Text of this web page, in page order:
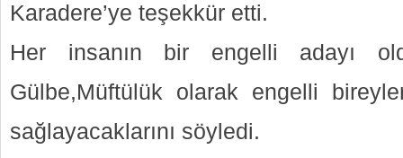
Karadere’ye teşekkür etti.
Her insanın bir engelli adayı
Gülbe,Müftülük olarak engelli
sağlayacaklarını söyledi.